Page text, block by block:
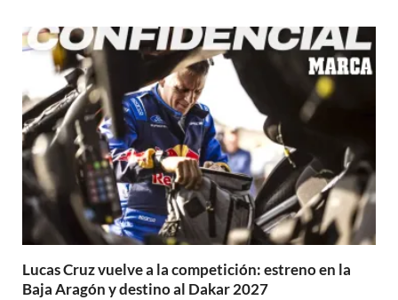
Lucas Cruz vuelve a la competición: estreno en la
Baja Aragón y destino al Dakar 2027